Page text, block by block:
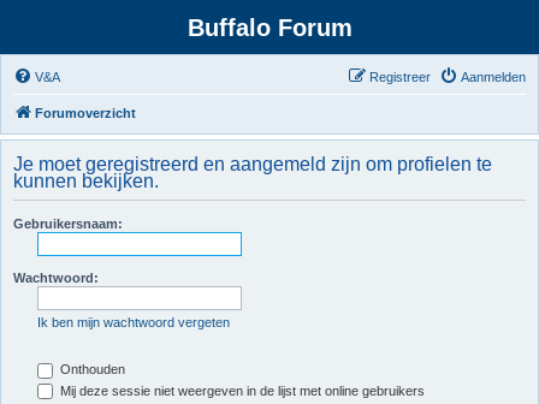
Buffalo Forum
V&A Aanmelden
Registreer
Forumoverzicht
Je moet geregistreerd en aangemeld zijn om profielen te
kunnen bekijken.
Gebruikersnaam:
Wachtwoord:
Ik ben mijn wachtwoord vergeten
Onthouden
Mij deze sessie niet weergeven in de lijst met online gebruikers